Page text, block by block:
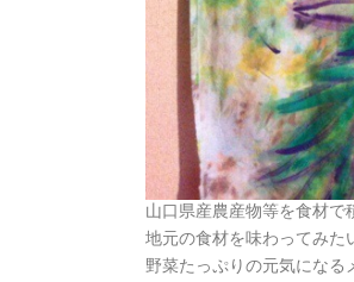
山口県産農産物等を食材
地元の食材を味わってみた
野菜たっぷりの元気になる